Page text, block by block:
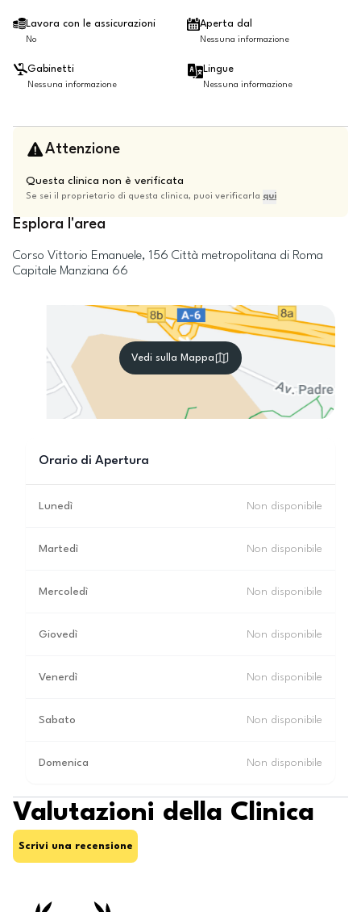
Lavora con le assicurazioni
No
Aperta dal
Nessuna informazione
Gabinetti
Nessuna informazione
Lingue
Nessuna informazione
Attenzione
Questa clinica non è verificata
Se sei il proprietario di questa clinica, puoi verificarla qui
Esplora l'area
Corso Vittorio Emanuele, 156 Città metropolitana di Roma
Capitale Manziana 66
Vedi sulla Mappa
Orario di Apertura
Lunedì Non disponibile
Martedì Non disponibile
Mercoledì Non disponibile
Giovedì Non disponibile
Venerdì Non disponibile
Sabato Non disponibile
Domenica Non disponibile
Valutazioni della Clinica
Scrivi una recensione